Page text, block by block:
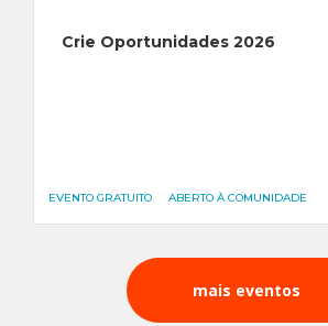
Crie Oportunidades 2026
EVENTO GRATUITO ABERTO À COMUNIDADE
mais eventos